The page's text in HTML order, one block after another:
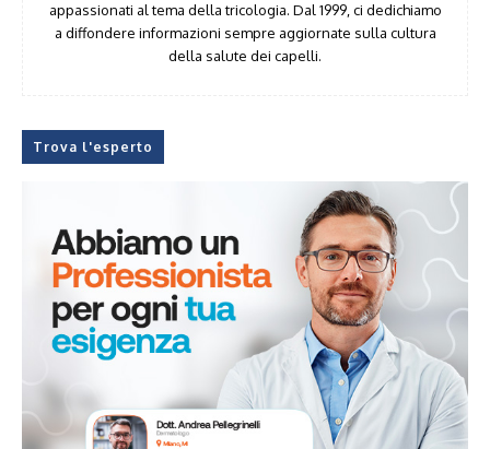
appassionati al tema della tricologia. Dal 1999, ci dedichiamo
a diffondere informazioni sempre aggiornate sulla cultura
della salute dei capelli.
Trova l'esperto